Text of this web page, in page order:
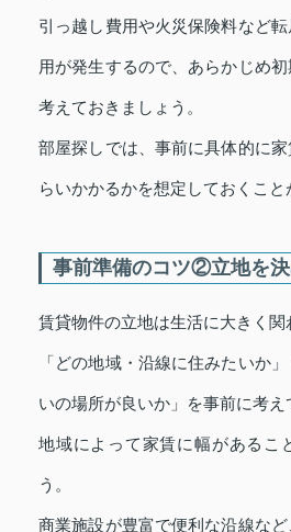
引っ越し費用や火災保険料など
用が発生するので、あらかじめ
考えておきましょう。
部屋探しでは、事前に具体的に家
らいかかるかを想定しておくこと
事前準備のコツ②立地を
賃貸物件の立地は生活に大きく関
「どの地域・沿線に住みたいか
いの場所が良いか」を事前に考え
地域によって家賃に幅があるこ
う。
商業施設が豊富で便利な沿線な